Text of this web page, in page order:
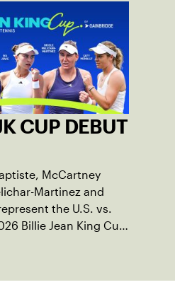
CUP DEBUT
McCartney
Martinez and
the U.S. vs.
Billie Jean King Cup